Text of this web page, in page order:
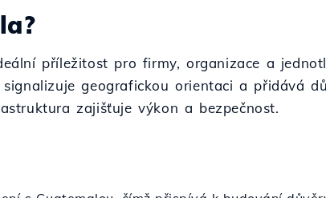
příležitost pro firmy, organizace a
geografickou orientaci a přidává
zajišťuje výkon a bezpečnost.